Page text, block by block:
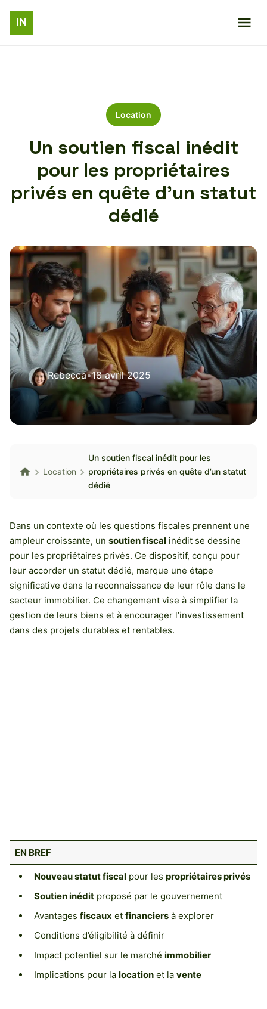
Location
Un soutien fiscal inédit
pour les propriétaires
privés en quête d’un statut
dédié
Rebecca•18 avril 2025
Location
Un soutien fiscal inédit pour les
propriétaires privés en quête d’un statut
dédié
Dans un contexte où les questions fiscales prennent une
ampleur croissante, un soutien fiscal inédit se dessine
pour les propriétaires privés. Ce dispositif, conçu pour
leur accorder un statut dédié, marque une étape
significative dans la reconnaissance de leur rôle dans le
secteur immobilier. Ce changement vise à simplifier la
gestion de leurs biens et à encourager l’investissement
dans des projets durables et rentables.
EN BREF
Nouveau statut fiscalpour les propriétaires privés
Soutien inéditproposé par le gouvernement
Avantages fiscaux et financiersà explorer
Conditions d’éligibilité à définir
Impact potentiel sur le marché immobilier
Implications pour la locationet la vente